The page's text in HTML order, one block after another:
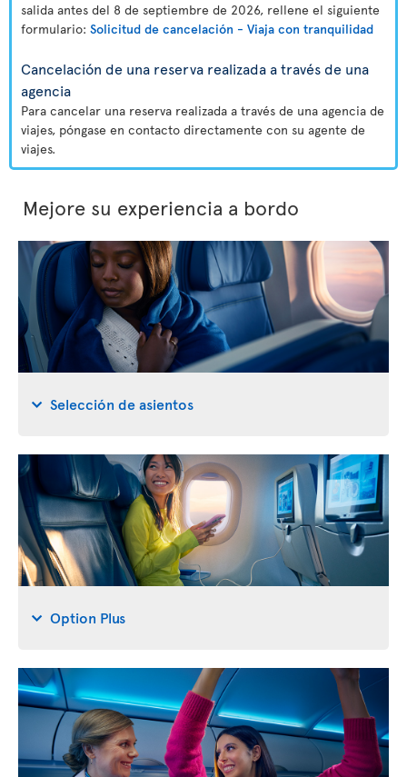
salida antes del 8 de septiembre de 2026, rellene el siguiente
formulario: Solicitud de cancelación - Viaja con tranquilidad
Cancelación de una reserva realizada a través de una
agencia
Para cancelar una reserva realizada a través de una agencia de
viajes, póngase en contacto directamente con su agente de
viajes.
Mejore su experiencia a bordo
Selección de asientos
Option Plus